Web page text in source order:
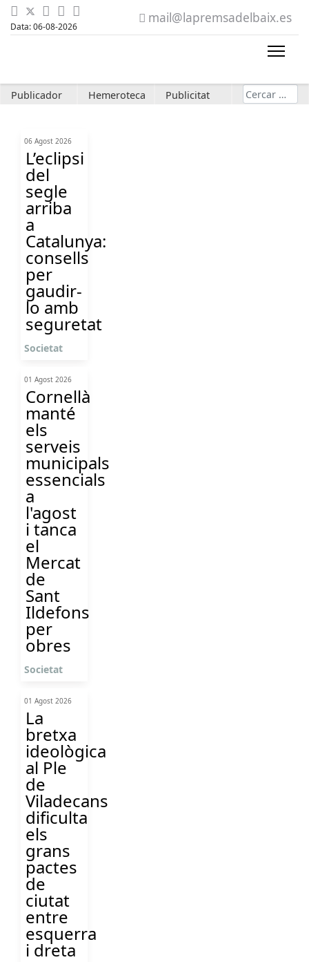
Data: 06-08-2026
mail@lapremsadelbaix.es
Publicador Hemeroteca Publicitat Cerca
06 Agost 2026
L’eclipsi
del
segle
arriba
a
Catalunya:
consells
per
gaudir-
lo amb
seguretat
Societat
01 Agost 2026
Cornellà
manté
els
serveis
municipals
essencials
a
l'agost
i tanca
el
Mercat
de
Sant
Ildefons
per
obres
Societat
01 Agost 2026
La
bretxa
ideològica
al Ple
de
Viladecans
dificulta
els
grans
pactes
de
ciutat
entre
esquerra
i dreta